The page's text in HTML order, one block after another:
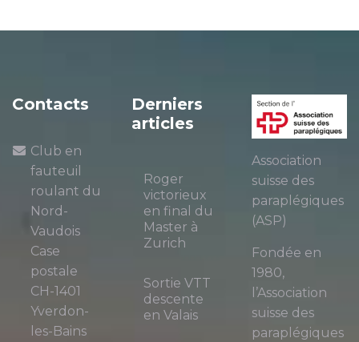
Contacts
Club en
fauteuil
roulant du
Nord-
Vaudois
Case
postale
CH-1401
Yverdon-
les-Bains
Derniers
articles
Roger
victorieux
en final du
Master à
Zurich
Sortie VTT
descente
en Valais
Association
suisse des
paraplégiques
(ASP)
Fondée en
1980,
l’Association
suisse des
paraplégiques